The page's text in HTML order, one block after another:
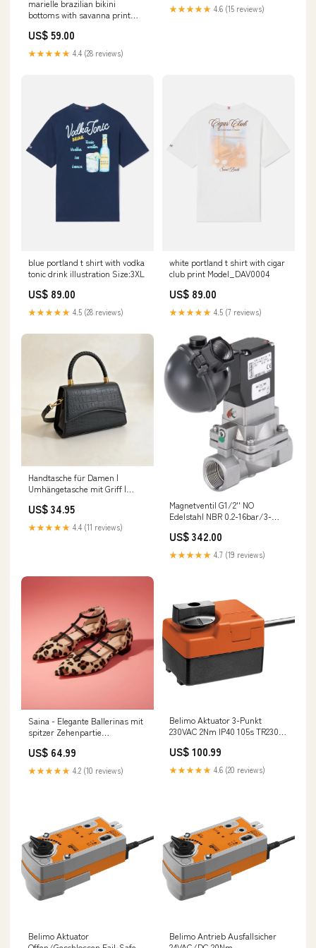
marielle brazilian bikini
bottoms with savanna print
US$ 59.00
★★★★★ 4.4 (28 reviews)
★★★★★ 4.6 (15 reviews)
blue portland t shirt with vodka
tonic drink illustration Size:3XL
US$ 89.00
★★★★★ 4.5 (28 reviews)
white portland t shirt with cigar
club print Model_DAV0004
US$ 89.00
★★★★★ 4.5 (7 reviews)
Handtasche für Damen |
Umhängetasche mit Griff |
Farbe:Schwarz
US$ 34.95
★★★★★ 4.4 (11 reviews)
Magnetventil G1/2'' NO
Edelstahl NBR 0.2-16bar/3-
Wasserschlagschutz ATEX 5282
378510
NewCategories/Pneumatics/Air
US$ 342.00
★★★★★ 4.7 (19 reviews)
Saina - Elegante Ballerinas mit
spitzer Zehenpartie
US$ 64.99
★★★★★ 4.2 (10 reviews)
Belimo Aktuator 3-Punkt
230VAC 2Nm IP40 105s TR230-3
lighting/Industrial Control And
Machine Safety/Industrial
Automation/Plug-In And
US$ 100.99
★★★★★ 4.6 (20 reviews)
Belimo Aktuator
Belimo Antrieb Ausfallsicher